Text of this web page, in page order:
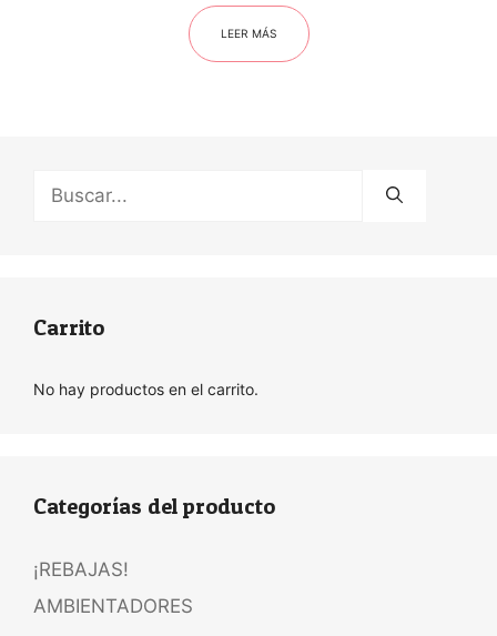
LEER MÁS
Carrito
No hay productos en el carrito.
Categorías del producto
¡REBAJAS!
AMBIENTADORES